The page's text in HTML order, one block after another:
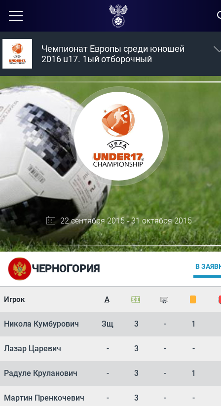
Чемпионат Европы среди юношей
2016 u17. 1ый отборочный
22 сентября 2015 - 31 октября 2015
ЧЕРНОГОРИЯ В
Игрок А
Никола Кумбурович Зщ 3 - 1
Лазар Царевич - 3 - -
Радуле Круланович - 3 - 1
Мартин Пренкочевич - 3 - -